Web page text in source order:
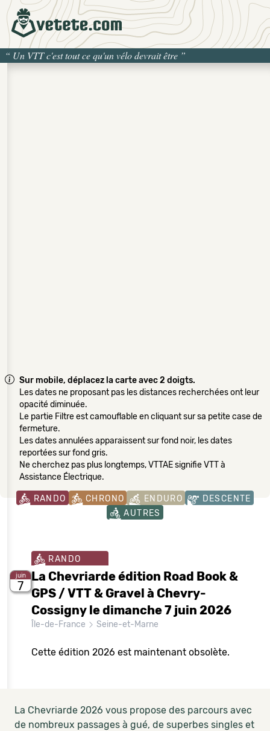
“ Un VTT c'est tout ce qu'un vélo devrait être ”
Sur mobile, déplacez la carte avec 2 doigts.
Les dates ne proposant pas les distances recherchées ont leur
opacité diminuée.
Le partie Filtre est camouflable en cliquant sur sa petite case de
fermeture.
Les dates annulées apparaissent sur fond noir, les dates
reportées sur fond gris.
Ne cherchez pas plus longtemps, VTTAE signifie VTT à
Assistance Électrique.
RANDO CHRONO ENDURO
DESCENTE
AUTRES
juin
7
RANDO
La Chevriarde édition Road Book &
GPS / VTT & Gravel à Chevry-
Cossigny le dimanche 7 juin 2026
Île-de-France Seine-et-Marne
Cette édition 2026 est maintenant obsolète.
La Chevriarde 2026 vous propose des parcours avec
de nombreux passages à gué, de superbes singles et